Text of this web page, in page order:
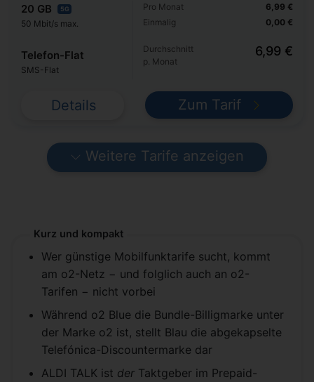
20 GB 5G
50 Mbit/s max.
Telefon-Flat
SMS-Flat
Pro Monat
Einmalig
6,99 €
0,00 €
Durchschnitt
p. Monat
6,99 €
Details Zum Tarif
Weitere Tarife anzeigen
Kurz und kompakt
Wer günstige Mobilfunktarife sucht, kommt
am o2-Netz − und folglich auch an o2-
Tarifen − nicht vorbei
Während o2 Blue die Bundle-Billigmarke unter
der Marke o2 ist, stellt Blau die abgekapselte
Telefónica-Discountermarke dar
ALDI TALK ist der Taktgeber im Prepaid-